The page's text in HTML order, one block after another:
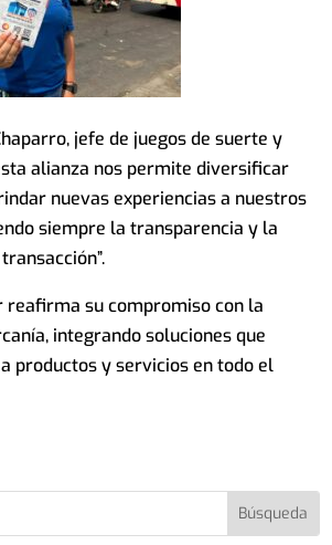
jefe de juegos de suerte y
alianza nos permite diversificar
nuevas experiencias a nuestros
siempre la transparencia y la
reafirma su compromiso con la
integrando soluciones que
productos y servicios en todo el